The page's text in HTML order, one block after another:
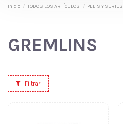
Inicio TODOS LOS ARTÍCULOS PELIS Y SERIES
GREMLINS
Filtrar